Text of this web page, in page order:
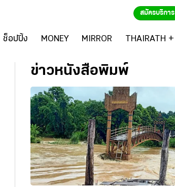
สมัครบริการ
ช็อปปิ้ง MONEY MIRROR THAIRATH +
ข่าวหนังสือพิมพ์